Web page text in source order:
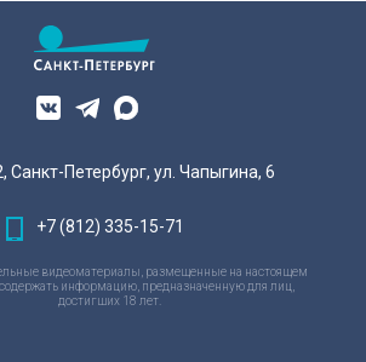
Санкт-Петербург, ул. Чапыгина, 6
+7 (812) 335-15-71
видеоматериалы, размещенные на настоящем
содержать информацию, предназначенную для лиц,
достигших 18 лет.